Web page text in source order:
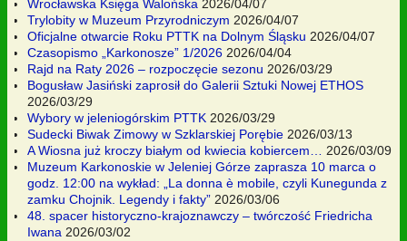
Wrocławska Księga Walońska 2026/04/07
Trylobity w Muzeum Przyrodniczym 2026/04/07
Oficjalne otwarcie Roku PTTK na Dolnym Śląsku 2026/04/07
Czasopismo „Karkonosze” 1/2026 2026/04/04
Rajd na Raty 2026 – rozpoczęcie sezonu 2026/03/29
Bogusław Jasiński zaprosił do Galerii Sztuki Nowej ETHOS
2026/03/29
Wybory w jeleniogórskim PTTK 2026/03/29
Sudecki Biwak Zimowy w Szklarskiej Porębie 2026/03/13
A Wiosna już kroczy białym od kwiecia kobiercem…
2026/03/09
Muzeum Karkonoskie w Jeleniej Górze zaprasza 10 marca o
godz. 12:00 na wykład: „La donna è mobile, czyli Kunegunda z
zamku Chojnik. Legendy i fakty” 2026/03/06
48. spacer historyczno-krajoznawczy – twórczość Friedricha
Iwana 2026/03/02